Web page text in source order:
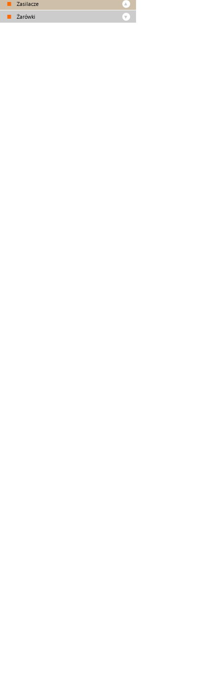
Zasilacze
Żarówki